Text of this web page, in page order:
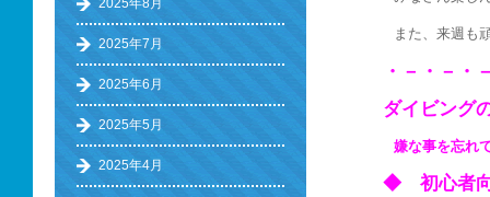
また、来週も
・－・－・
ダイビング
嫌な事を忘れ
◆ 初心
2025年8月
2025年7月
2025年6月
2025年5月
2025年4月